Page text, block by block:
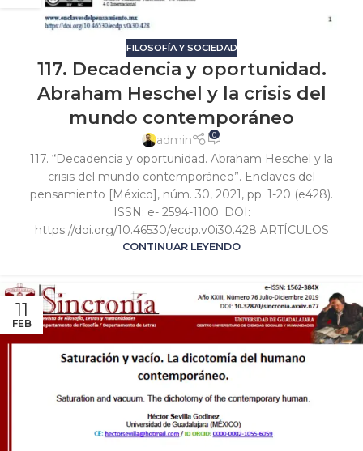
FILOSOFÍA Y SOCIEDAD
117. Decadencia y oportunidad.
Abraham Heschel y la crisis del
mundo contemporáneo
admin 0
117. “Decadencia y oportunidad. Abraham Heschel y la
crisis del mundo contemporáneo”. Enclaves del
pensamiento [México], núm. 30, 2021, pp. 1-20 (e428).
ISSN: e- 2594-1100. DOI:
https://doi.org/10.46530/ecdp.v0i30.428 ARTÍCULOS
CONTINUAR LEYENDO
11
FEB